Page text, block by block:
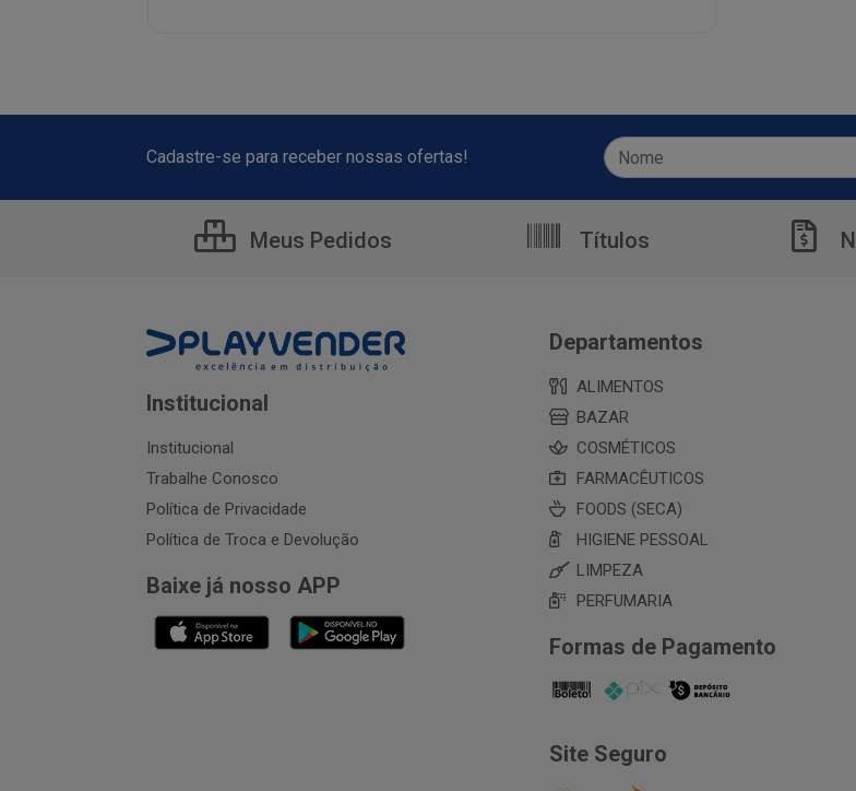
Cadastre-se para receber nossas ofertas!
Meus Pedidos Títulos
Institucional
Institucional
Trabalhe Conosco
Política de Privacidade
Política de Troca e Devolução
Baixe já nosso APP
Departamentos
ALIMENTOS
BAZAR
COSMÉTICOS
FARMACÊUTICOS
FOODS (SECA)
HIGIENE PESSOAL
LIMPEZA
PERFUMARIA
Formas de Pagamento
Site Seguro